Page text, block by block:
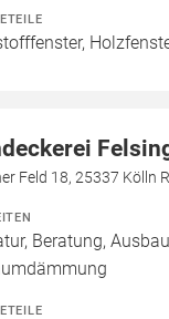
Feld 18, 25337 Kölln
Beratung,